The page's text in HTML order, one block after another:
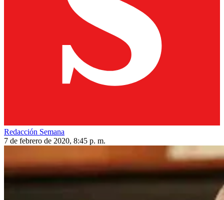
Redacción Semana
7 de febrero de 2020, 8:45 p. m.